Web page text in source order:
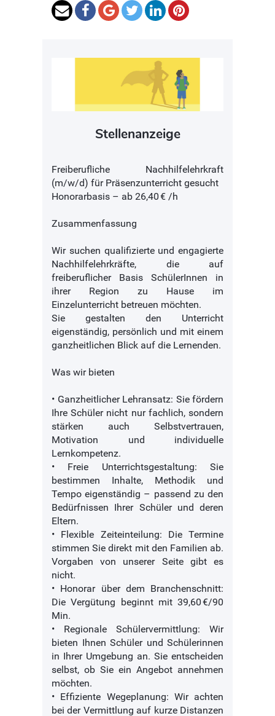
Stellenanzeige
Freiberufliche Nachhilfelehrkraft
(m/w/d) für Präsenzunterricht gesucht
Honorarbasis – ab 26,40 € /h
Zusammenfassung
Wir suchen qualifizierte und engagierte
Nachhilfelehrkräfte, die auf
freiberuflicher Basis SchülerInnen in
ihrer Region zu Hause im
Einzelunterricht betreuen möchten.
Sie gestalten den Unterricht
eigenständig, persönlich und mit einem
ganzheitlichen Blick auf die Lernenden.
Was wir bieten
• Ganzheitlicher Lehransatz: Sie fördern
Ihre Schüler nicht nur fachlich, sondern
stärken auch Selbstvertrauen,
Motivation und individuelle
Lernkompetenz.
• Freie Unterrichtsgestaltung: Sie
bestimmen Inhalte, Methodik und
Tempo eigenständig – passend zu den
Bedürfnissen Ihrer Schüler und deren
Eltern.
• Flexible Zeiteinteilung: Die Termine
stimmen Sie direkt mit den Familien ab.
Vorgaben von unserer Seite gibt es
nicht.
• Honorar über dem Branchenschnitt:
Die Vergütung beginnt mit 39,60 €/90
Min.
• Regionale Schülervermittlung: Wir
bieten Ihnen Schüler und Schülerinnen
in Ihrer Umgebung an. Sie entscheiden
selbst, ob Sie ein Angebot annehmen
möchten.
• Effiziente Wegeplanung: Wir achten
bei der Vermittlung auf kurze Distanzen